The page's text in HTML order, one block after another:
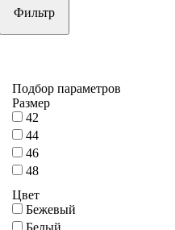
Фильтр
Подбор параметров
Размер
42
44
46
48
Цвет
Бежевый
Белый